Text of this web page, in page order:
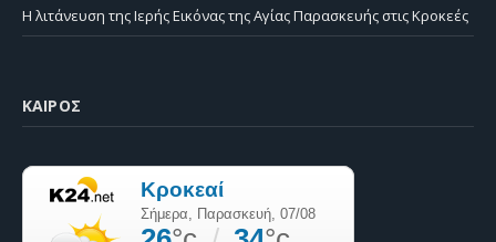
Η λιτάνευση της Ιερής Εικόνας της Αγίας Παρασκευής στις Κροκεές
ΚΑΙΡΌΣ